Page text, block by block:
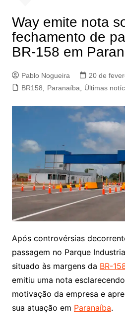
Way emite nota
fechamento de
BR-158 em
Pablo Nogueira 20 de
BR158
Paranaíba Últimas
Após controvérsias
passagem no Parque
situado às margens da BR-
emitiu uma nota
motivação da empresa e
sua atuação em Paranaíba.